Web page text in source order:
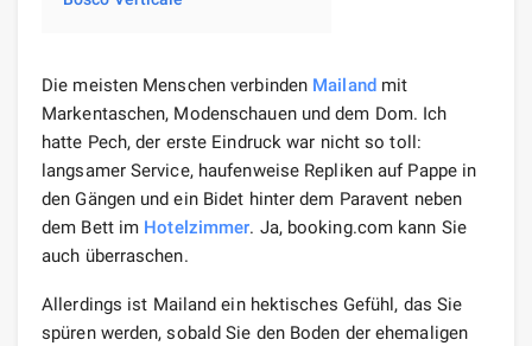
Die meisten Menschen verbinden Mailandmit
Markentaschen, Modenschauen und dem Dom. Ich
hatte Pech, der erste Eindruck war nicht so toll:
langsamer Service, haufenweise Repliken auf Pappe in
den Gängen und ein Bidet hinter dem Paravent neben
dem Bett im Hotelzimmer. Ja, booking.com kann Sie
auch überraschen.
Allerdings ist Mailand ein hektisches Gefühl, das Sie
spüren werden, sobald Sie den Boden der ehemaligen